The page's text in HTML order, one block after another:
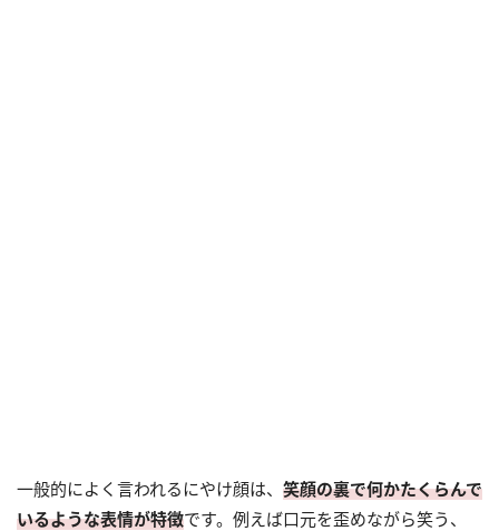
一般的によく言われるにやけ顔は、 笑顔の裏で何かたくらんで
いるような表情が特徴です。例えば口元を歪めながら笑う、